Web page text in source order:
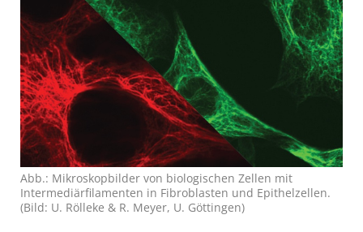
Abb.: Mikroskop­bilder von biologischen Zellen mit
Intermediär­filamenten in Fibroblasten und Epithel­zellen.
(Bild: U. Rölleke & R. Meyer, U. Göttingen)